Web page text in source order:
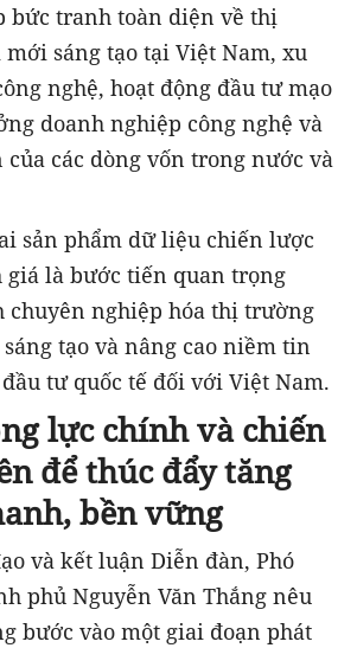
bức tranh toàn diện về thị
sáng tạo tại Việt Nam, xu
nghệ, hoạt động đầu tư mạo
doanh nghiệp công nghệ và
của các dòng vốn trong nước và
sản phẩm dữ liệu chiến lược
giá là bước tiến quan trọng
chuyên nghiệp hóa thị trường
tạo và nâng cao niềm tin
tư quốc tế đối với Việt Nam.
lực chính và chiến
để thúc đẩy tăng
bền vững
và kết luận Diễn đàn, Phó
phủ Nguyễn Văn Thắng nêu
bước vào một giai đoạn phát